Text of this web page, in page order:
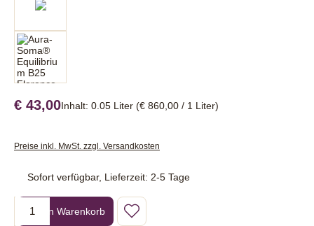
€ 43,00Inhalt: 0.05 Liter (€ 860,00 / 1 Liter)
Preise inkl. MwSt. zzgl. Versandkosten
Sofort verfügbar, Lieferzeit: 2-5 Tage
Produkt Anzahl: Gib den gewünschten Wert ein oder benutze die
In den Warenkorb